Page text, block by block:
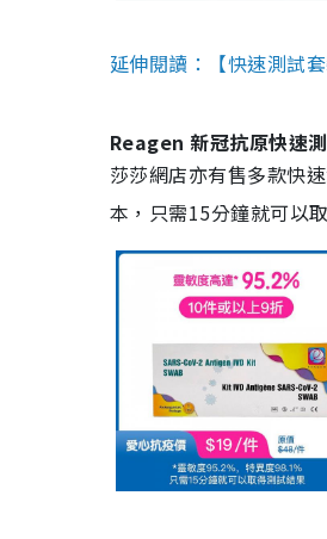
延伸閱讀：【快速測試
Reagen 新冠抗原快速
莎莎網店亦有售多款快
本，只需15分鐘就可以